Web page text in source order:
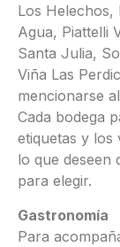
Los
Agua, Piattelli
Santa Julia,
Viña Las
mencionarse
Cada bodega
etiquetas y los
lo que deseen
para elegir.
Gastronomía
Para